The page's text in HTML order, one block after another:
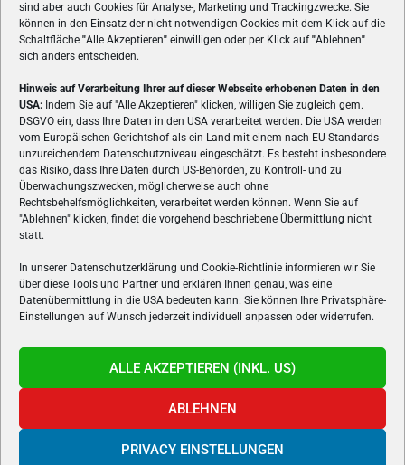
sind aber auch Cookies für Analyse-, Marketing und Trackingzwecke. Sie
können in den Einsatz der nicht notwendigen Cookies mit dem Klick auf die
Schaltfläche "Alle Akzeptieren" einwilligen oder per Klick auf"Ablehnen"
sich anders entscheiden.
Hinweis auf Verarbeitung Ihrer auf dieser Webseite erhobenen Daten in den
USA: Indem Sie auf "Alle Akzeptieren" klicken, willigen Sie zugleich gem.
DSGVO ein, dass Ihre Daten in den USA verarbeitet werden. Die USA werden
vom Europäischen Gerichtshof als ein Land mit einem nach EU-Standards
unzureichendem Datenschutzniveau eingeschätzt. Es besteht insbesondere
das Risiko, dass Ihre Daten durch US-Behörden, zu Kontroll- und zu
Überwachungszwecken, möglicherweise auch ohne
Rechtsbehelfsmöglichkeiten, verarbeitet werden können. Wenn Sie auf
"Ablehnen" klicken, findet die vorgehend beschriebene Übermittlung nicht
statt.
In unserer Datenschutzerklärung und Cookie-Richtlinie informieren wir Sie
über diese Tools und Partner und erklären Ihnen genau, was eine
Datenübermittlung in die USA bedeuten kann. Sie können Ihre Privatsphäre-
Einstellungen auf Wunsch jederzeit individuell anpassen oder widerrufen.
ALLE AKZEPTIEREN (INKL. US)
ABLEHNEN
PRIVACY EINSTELLUNGEN
ÜBER UNS
VON GAMERN, FÜR GAMER! Gamers.at ist das älteste Online-
Spielemagazin Österreichs und bringt täglich aktuelle News,
Reviews und Videos zu PC- und Konsolenspielen, Gaming-
Hardware und aus der Welt des e-Sport's.
FOLGE UNS